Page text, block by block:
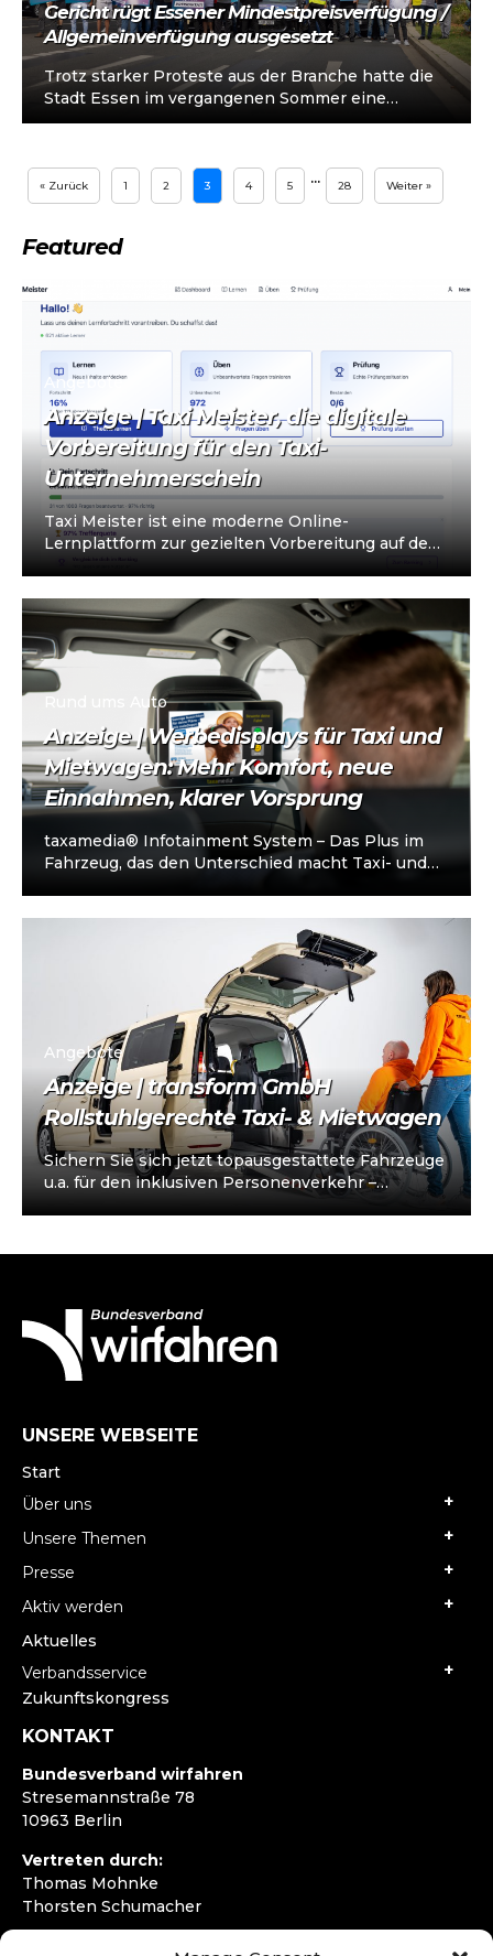
Gericht rügt Essener Mindestpreisverfügung /
Allgemeinverfügung ausgesetzt
Trotz starker Proteste aus der Branche hatte die
Stadt Essen im vergangenen Sommer eine
Allgemeinverfügung zur Einführung von
« Zurück 1 2 3 4 5 … 28 Weiter »
Featured
Angebote
Anzeige | Taxi Meister, die digitale
Vorbereitung für den Taxi-
Unternehmerschein
Taxi Meister ist eine moderne Online-
Lernplattform zur gezielten Vorbereitung auf den
Rund ums Auto
Anzeige | Werbedisplays für Taxi und
Mietwagen: Mehr Komfort, neue
Einnahmen, klarer Vorsprung
taxamedia® Infotainment System – Das Plus im
Fahrzeug, das den Unterschied macht Taxi- und
Angebote
Anzeige | transform GmbH
Rollstuhlgerechte Taxi- & Mietwagen
Sichern Sie sich jetzt topausgestattete Fahrzeuge
u.a. für den inklusiven Personenverkehr –
UNSERE WEBSEITE
Start
Über uns
Unsere Themen
Presse
Aktiv werden
Aktuelles
Verbandsservice
Zukunftskongress
KONTAKT
Bundesverband wirfahren
Stresemannstraße 78
10963 Berlin
Vertreten durch:
Thomas Mohnke
Thorsten Schumacher